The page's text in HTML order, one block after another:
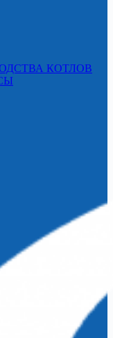
КОТЛОВ